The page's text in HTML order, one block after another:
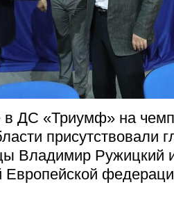
в ДС «Триумф» на
присутствовали
Владимир Ружицкий
Европейской